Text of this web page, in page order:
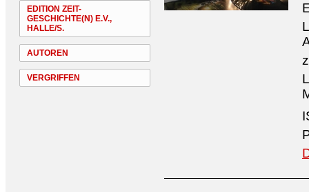
EDITION ZEIT-
GESCHICHTE(N) E.V.,
HALLE/S.
AUTOREN
VERGRIFFEN